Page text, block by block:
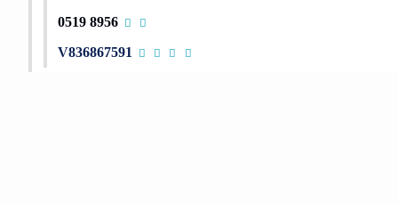
0519 8956
V836867591